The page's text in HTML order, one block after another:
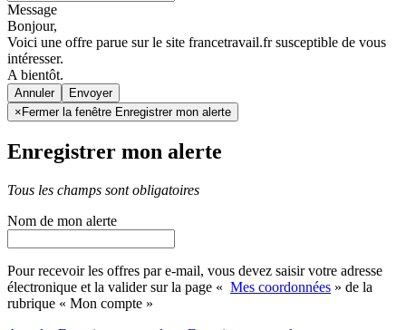
Message
Bonjour,
Voici une offre parue sur le site francetravail.fr susceptible de vous
intéresser.
A bientôt.
Annuler
× Fermer la fenêtre Enregistrer mon alerte
Enregistrer mon alerte
Tous les champs sont obligatoires
Nom de mon alerte
Pour recevoir les offres par e-mail, vous devez saisir votre adresse
électronique et la valider sur la page « Mes coordonnées » de la
rubrique « Mon compte »